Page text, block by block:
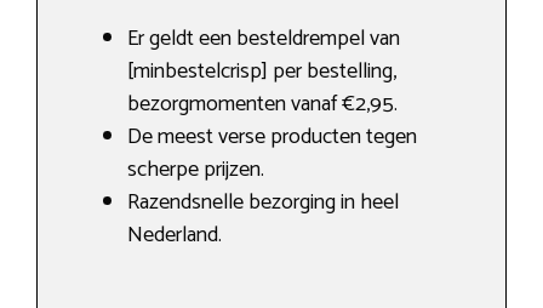
Er geldt een besteldrempel van
[minbestelcrisp] per bestelling,
bezorgmomenten vanaf €2,95.
De meest verse producten tegen
scherpe prijzen.
Razendsnelle bezorging in heel
Nederland.